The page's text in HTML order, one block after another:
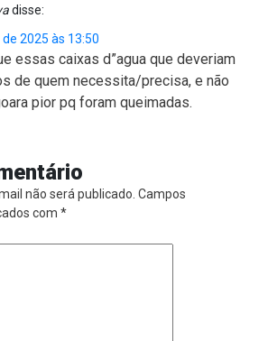
disse:
2025 às 13:50
essas caixas d”agua que deveriam
de quem necessita/precisa, e não
pior pq foram queimadas.
não será publicado. Campos
com *